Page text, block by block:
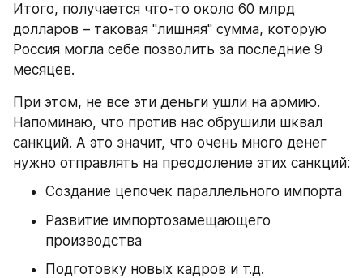
Итого, получается что-то около 60 млрд
долларов – таковая "лишняя" сумма, которую
Россия могла себе позволить за последние 9
месяцев.
При этом, не все эти деньги ушли на армию.
Напоминаю, что против нас обрушили шквал
санкций. А это значит, что очень много денег
нужно отправлять на преодоление этих санкций:
Создание цепочек параллельного импорта
Развитие импортозамещающего
производства
Подготовку новых кадров и т.д.